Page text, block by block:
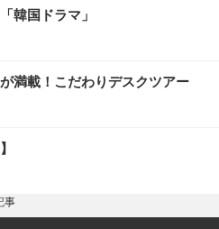
韓国ドラマ」
満載！こだわりデスクツアー
事